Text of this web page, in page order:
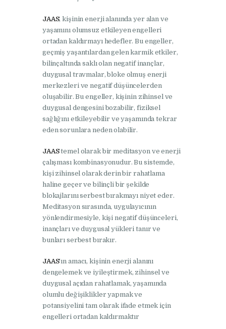
JAAS, kişinin enerji alanında yer alan ve
yaşamını olumsuz etkileyen engelleri
ortadan kaldırmayı hedefler. Bu engeller,
geçmiş yaşantılardan gelen karmik etkiler,
bilinçaltında saklı olan negatif inançlar,
duygusal travmalar, bloke olmuş enerji
merkezleri ve negatif düşüncelerden
oluşabilir. Bu engeller, kişinin zihinsel ve
duygusal dengesini bozabilir, fiziksel
sağlığını etkileyebilir ve yaşamında tekrar
eden sorunlara neden olabilir.
JAAStemel olarak bir meditasyon ve enerji
çalışması kombinasyonudur. Bu sistemde,
kişi zihinsel olarak derin bir rahatlama
haline geçer ve bilinçli bir şekilde
blokajlarını serbest bırakmayı niyet eder.
Meditasyon sırasında, uygulayıcının
yönlendirmesiyle, kişi negatif düşünceleri,
inançları ve duygusal yükleri tanır ve
bunları serbest bırakır.
JAAS‘ın amacı, kişinin enerji alanını
dengelemek ve iyileştirmek, zihinsel ve
duygusal açıdan rahatlamak, yaşamında
olumlu değişiklikler yapmak ve
potansiyelini tam olarak ifade etmek için
engelleri ortadan kaldırmaktır